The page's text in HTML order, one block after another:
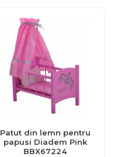
Patut din lemn pentru
papusi Diadem Pink
BBX67224